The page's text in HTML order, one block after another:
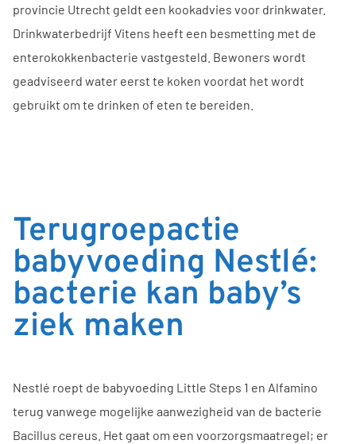
provincie Utrecht geldt een kookadvies voor drinkwater.
Drinkwaterbedrijf Vitens heeft een besmetting met de
enterokokkenbacterie vastgesteld. Bewoners wordt
geadviseerd water eerst te koken voordat het wordt
gebruikt om te drinken of eten te bereiden.
Terugroepactie
babyvoeding Nestlé:
bacterie kan baby’s
ziek maken
Nestlé roept de babyvoeding Little Steps 1 en Alfamino
terug vanwege mogelijke aanwezigheid van de bacterie
Bacillus cereus. Het gaat om een voorzorgsmaatregel; er